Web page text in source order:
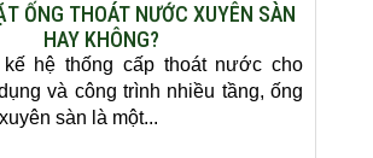
ỐNG THOÁT NƯỚC XUYÊN SÀN
HAY KHÔNG?
kế hệ thống cấp thoát nước cho
và công trình nhiều tầng, ống
sàn là một...